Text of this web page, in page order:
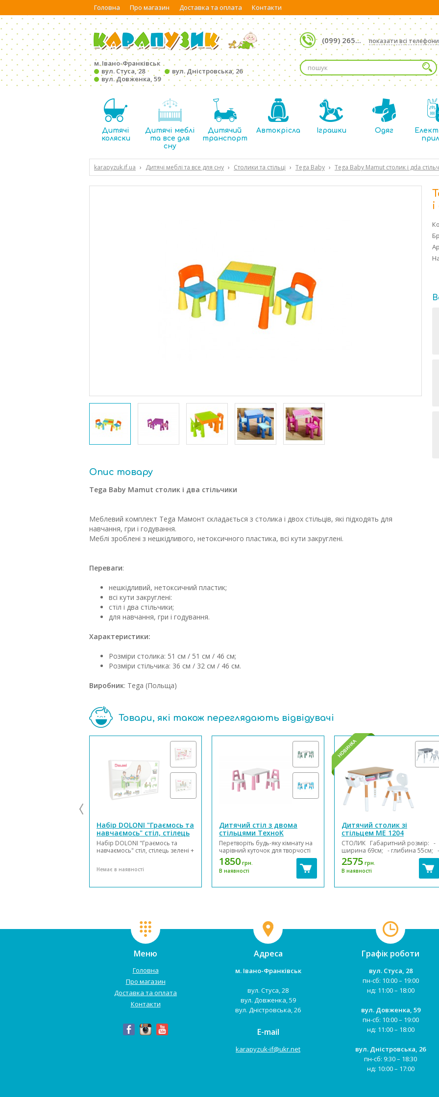
Головна Про магазин Доставка та оплата Контакти
м. Івано-Франківськ
вул. Стуса, 28
вул. Дністровська, 26
вул. Довженка, 59
(099) 265... показати всі телефони
Дитячі
коляски
Дитячі меблі
та все для
сну
Дитячий
транспорт
Автокрісла Іграшки Одяг
karapyzuk.if.ua › Дитячі меблі та все для сну › Столики та стільці › Tega Baby › Tega Baby Mamut столик і дdа
Опис товару
Tega Baby Mamut столик і два стільчики
Меблевий комплект Tega Мамонт складається з столика і двох стільців, які підходять для
навчання, гри і годування.
Меблі зроблені з нешкідливого, нетоксичного пластика, всі кути закруглені.
Переваги:
нешкідливий, нетоксичний пластик;
всі кути закруглені:
стіл і два стільчики;
для навчання, гри і годування.
Характеристики:
Розміри столика: 51 см / 51 см / 46 см;
Розміри стільчика: 36 см / 32 см / 46 см.
Виробник: Tega (Польща)
Товари, які також переглядають відвідувачі
Набір DOLONI "Граємось та
навчаємось" стіл, стілець
+ конструктор 397дет.
04660/2
Набір DOLONI "Граємось та
навчаємось" стіл, стілець зелені +
малюків, який поєднує в собі не
високу функціональність. У
Немає в наявності
Дитячий стіл з двома
стільцями ТехноK
Перетворіть будь-яку кімнату на
чарівний куточок для творчості
та навчання з нашим дитячим
столом та двома стільцями від
TechnoK! Цей набір створений з
малюків, щоб вони могли
1850 грн.
В наявності
Дитячий столик зі
стільцем ME 1204
СТОЛИК Габаритний розмір: -
ширина 69см; - глибина 55см; -
висота 49-52-56см (3 положення);
- стільниця 55 х 40см;
СТУЛЬЧИК Габаритний...
2575 грн.
В наявності
Меню
Головна
Про магазин
Доставка та оплата
Контакти
Адреса
м. Івано-Франківськ
вул. Стуса, 28
вул. Довженка, 59
вул. Дністровська, 26
E-mail
karapyzuk-if@ukr.net
Графік роботи
вул. Стуса, 28
пн-сб: 10:00 – 19:00
нд: 11:00 – 18:00
вул. Довженка, 59
пн-сб: 10:00 – 19:00
нд: 11:00 – 18:00
вул. Дністровська, 26
пн-сб: 9:30 – 18:30
нд: 10:00 – 17:00